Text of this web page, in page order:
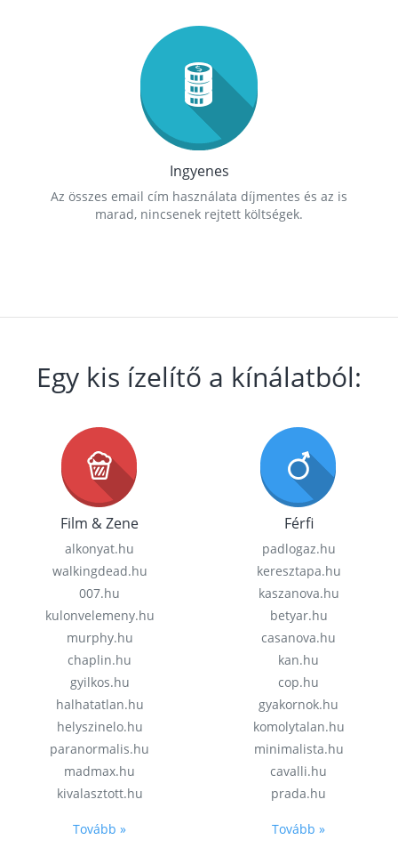
Ingyenes
Az összes email cím használata díjmentes és az is
marad, nincsenek rejtett költségek.
Egy kis ízelítő a kínálatból:
Film & Zene
alkonyat.hu
walkingdead.hu
007.hu
kulonvelemeny.hu
murphy.hu
chaplin.hu
gyilkos.hu
halhatatlan.hu
helyszinelo.hu
paranormalis.hu
madmax.hu
kivalasztott.hu
Tovább »
Férfi
padlogaz.hu
keresztapa.hu
kaszanova.hu
betyar.hu
casanova.hu
kan.hu
cop.hu
gyakornok.hu
komolytalan.hu
minimalista.hu
cavalli.hu
prada.hu
Tovább »